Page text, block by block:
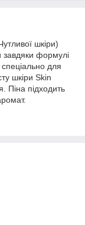
шкіри)
завдяки формулі
для
шкіри Skin
Піна підходить